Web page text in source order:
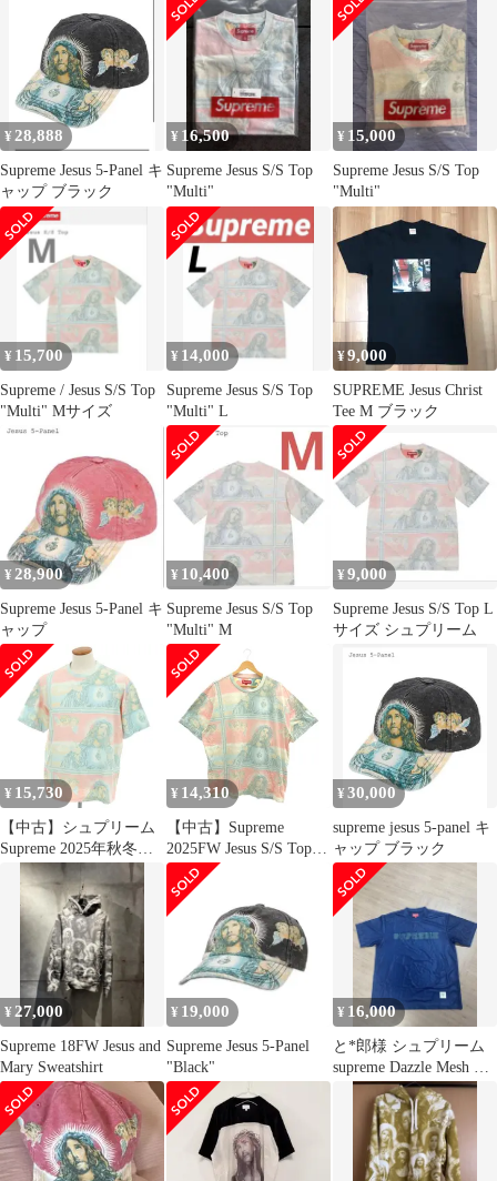
¥ 28,888
Supreme Jesus 5-Panel キ
ャップ ブラック
¥ 16,500
Supreme Jesus S/S Top
"Multi"
¥ 15,000
Supreme Jesus S/S Top
"Multi"
¥ 15,700
Supreme / Jesus S/S Top
"Multi" Mサイズ
¥ 14,000
Supreme Jesus S/S Top
"Multi" L
¥9,000
SUPREME Jesus Christ
Tee M ブラック
¥ 28,900
Supreme Jesus 5-Panel キ
ャップ
¥ 10,400
Supreme Jesus S/S Top
"Multi" M
¥ 9,000
Supreme Jesus S/S Top L
サイズ シュプリーム
¥ 15,730
【中古】シュプリーム
Supreme 2025年秋冬
Jesus S/S Top コットン
クルーネック 半袖Ｔシ
ャツ マルチカラー【サ
イズM】【メンズ】
¥ 14,310
【中古】Supreme
2025FW Jesus S/S Top
Multi Tシャツ サイズ
XL マルチカラー シュ
プリーム[91]
¥ 30,000
supreme jesus 5-panel キ
ャップ ブラック
¥ 27,000
Supreme 18FW Jesus and
Mary Sweatshirt
¥ 19,000
Supreme Jesus 5-Panel
"Black"
¥ 16,000
と*郎様 シュプリーム
supreme Dazzle Mesh S/S
Top